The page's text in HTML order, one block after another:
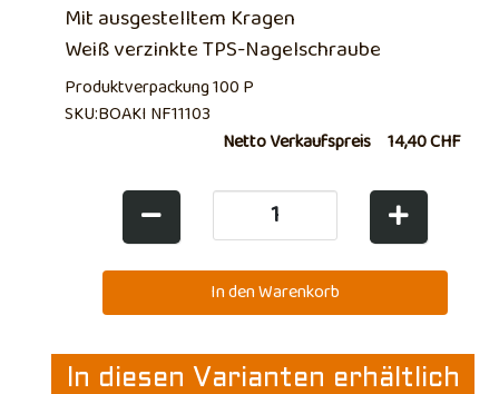
Mit ausgestelltem Kragen
Weiß verzinkte TPS-Nagelschraube
Produktverpackung 100 P
SKU:BOAKI NF11103
Netto Verkaufspreis 14,40 CHF
In diesen Varianten erhältlich